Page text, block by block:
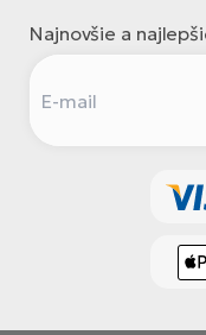
Najnovšie a